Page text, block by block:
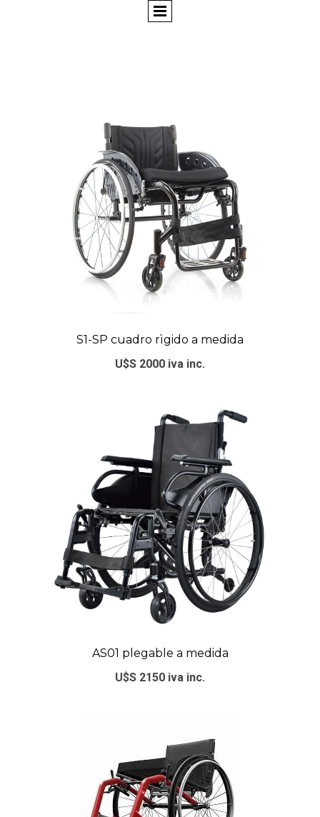
S1-SP cuadro rìgido a medida
U$S 2000 iva inc.
AS01 plegable a medida
U$S 2150 iva inc.